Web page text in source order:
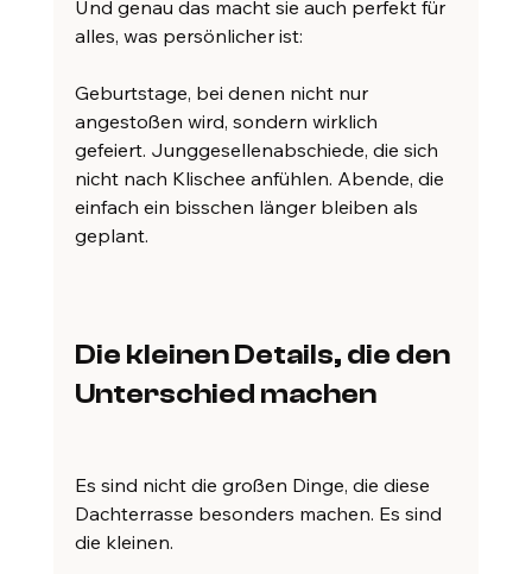
Und genau das macht sie auch perfekt für
alles, was persönlicher ist:
Geburtstage, bei denen nicht nur
angestoßen wird, sondern wirklich
gefeiert. Junggesellenabschiede, die sich
nicht nach Klischee anfühlen. Abende, die
einfach ein bisschen länger bleiben als
geplant.
Die kleinen Details, die den
Unterschied machen
Es sind nicht die großen Dinge, die diese
Dachterrasse besonders machen. Es sind
die kleinen.